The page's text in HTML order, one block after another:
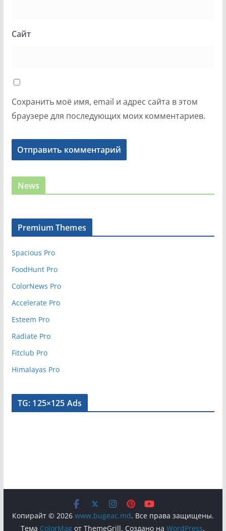
Сайт
Сохранить моё имя, email и адрес сайта в этом
браузере для последующих моих комментариев.
News
Premium Themes
Spacious Pro
FoodHunt Pro
ColorNews Pro
Accelerate Pro
Esteem Pro
Radiate Pro
Fitclub Pro
Himalayas Pro
TG: 125×125 Ads
Копирайт © 2026 www.bugeac.md. Все права защищены.
Тема ColorMag от ThemeGrill. Создано наWordPress.